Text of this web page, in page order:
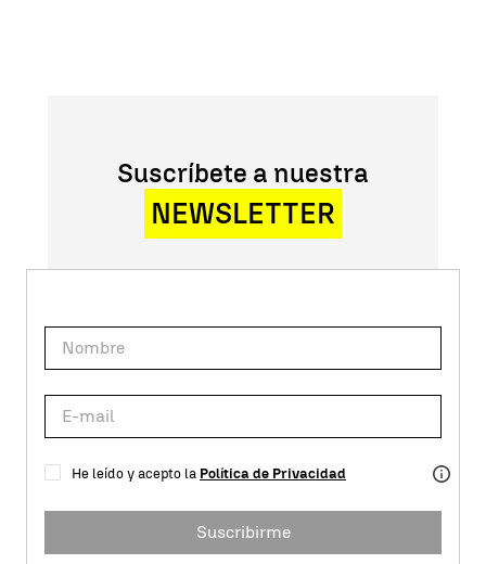
Suscríbete a nuestra
NEWSLETTER
He leído y acepto la Política de Privacidad
Suscribirme